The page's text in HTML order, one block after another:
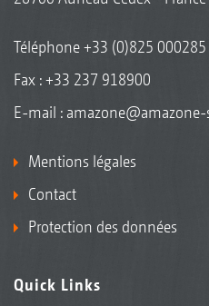
Téléphone+33 (0)825 000285
Fax : +33 237 918900
E-mail :
Mentions légales
Contact
Protection des données
Quick Links